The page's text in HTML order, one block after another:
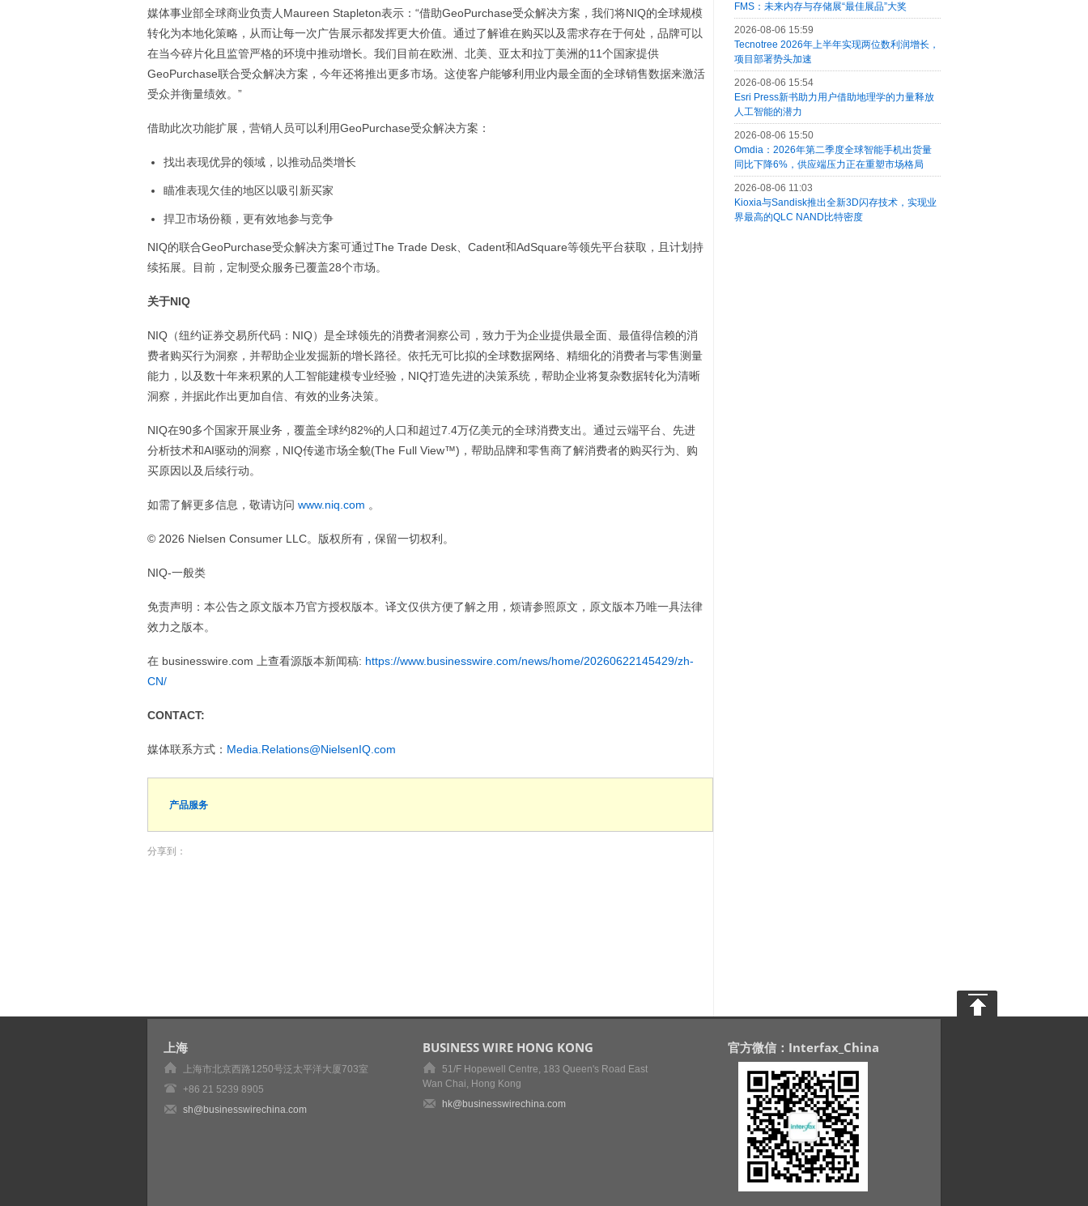
媒体事业部全球商业负责人Maureen Stapleton表示：“借助GeoPurchase受众解决方案，我们将NIQ的全球规模
转化为本地化策略，从而让每一次广告展示都发挥更大价值。通过了解谁在购买以及需求存在于何处，品牌可以
在当今碎片化且监管严格的环境中推动增长。我们目前在欧洲、北美、亚太和拉丁美洲的11个国家提供
GeoPurchase联合受众解决方案，今年还将推出更多市场。这使客户能够利用业内最全面的全球销售数据来激活
受众并衡量绩效。”
借助此次功能扩展，营销人员可以利用GeoPurchase受众解决方案：
找出表现优异的领域，以推动品类增长
瞄准表现欠佳的地区以吸引新买家
捍卫市场份额，更有效地参与竞争
NIQ的联合GeoPurchase受众解决方案可通过The Trade Desk、Cadent和AdSquare等领先平台获取，且计划持
续拓展。目前，定制受众服务已覆盖28个市场。
关于NIQ
NIQ（纽约证券交易所代码：NIQ）是全球领先的消费者洞察公司，致力于为企业提供最全面、最值得信赖的消
费者购买行为洞察，并帮助企业发掘新的增长路径。依托无可比拟的全球数据网络、精细化的消费者与零售测量
能力，以及数十年来积累的人工智能建模专业经验，NIQ打造先进的决策系统，帮助企业将复杂数据转化为清晰
洞察，并据此作出更加自信、有效的业务决策。
NIQ在90多个国家开展业务，覆盖全球约82%的人口和超过7.4万亿美元的全球消费支出。通过云端平台、先进
分析技术和AI驱动的洞察，NIQ传递市场全貌(The Full View™)，帮助品牌和零售商了解消费者的购买行为、购
买原因以及后续行动。
如需了解更多信息，敬请访问 www.niq.com 。
© 2026 Nielsen Consumer LLC。版权所有，保留一切权利。
NIQ-一般类
免责声明：本公告之原文版本乃官方授权版本。译文仅供方便了解之用，烦请参照原文，原文版本乃唯一具法律
效力之版本。
在 businesswire.com 上查看源版本新闻稿: https://www.businesswire.com/news/home/20260622145429/zh-
CN/
CONTACT:
媒体联系方式： Media.Relations@NielsenIQ.com
产品服务
分享到：
FMS：未来内存与存储展“最佳展品”大奖
2026-08-06 15:59
Tecnotree 2026年上半年实现两位数利润增长，
项目部署势头加速
2026-08-06 15:54
Esri Press新书助力用户借助地理学的力量释放
人工智能的潜力
2026-08-06 15:50
Omdia：2026年第二季度全球智能手机出货量
同比下降6%，供应端压力正在重塑市场格局
2026-08-06 11:03
Kioxia与Sandisk推出全新3D闪存技术，实现业
界最高的QLC NAND比特密度
上海
上海市北京西路1250号泛太平洋大厦703室
+86 21 5239 8905
sh@businesswirechina.com
BUSINESS WIRE HONG KONG
51/F Hopewell Centre, 183 Queen's Road East
Wan Chai, Hong Kong
hk@businesswirechina.com
官方微信：Interfax_China